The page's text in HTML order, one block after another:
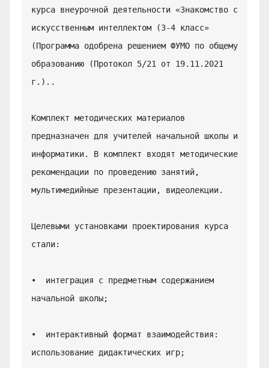
курса внеурочной деятельности «Знакомство с
искусственным интеллектом (3-4 класс»
(Программа одобрена решением ФУМО по общему
образованию (Протокол 5/21 от 19.11.2021
г.)..
Комплект методических материалов
предназначен для учителей начальной школы и
информатики. В комплект входят методические
рекомендации по проведению занятий,
мультимедийные презентации, видеолекции.
Целевыми установками проектирования курса
стали:
•  интеграция с предметным содержанием
начальной школы;
•  интерактивный формат взаимодействия:
использование дидактических игр;